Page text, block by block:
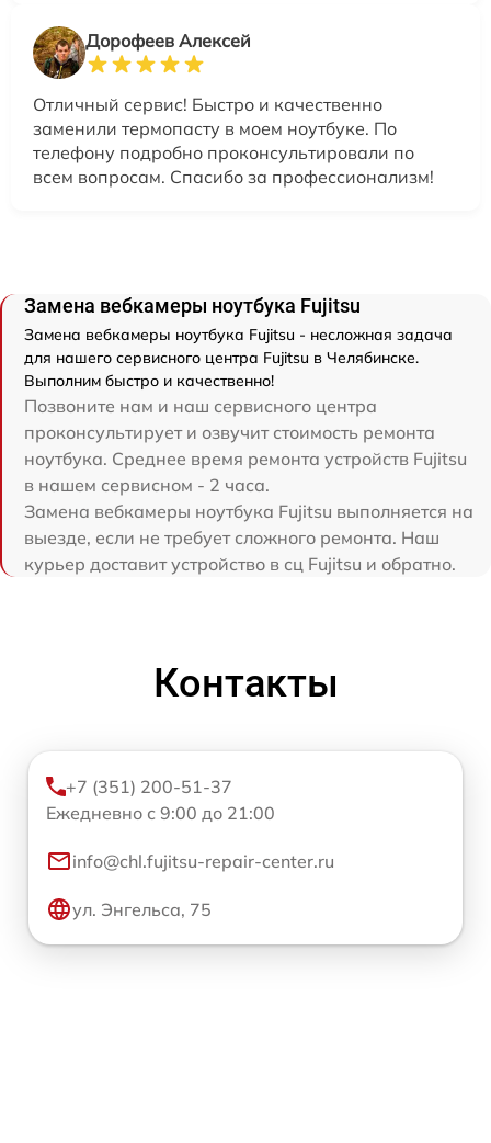
Дорофеев Алексей
Отличный сервис! Быстро и качественно
заменили термопасту в моем ноутбуке. По
телефону подробно проконсультировали по
всем вопросам. Спасибо за профессионализм!
Замена вебкамеры ноутбука Fujitsu
Замена вебкамеры ноутбука Fujitsu - несложная задача
для нашего сервисного центра Fujitsu в Челябинске.
Выполним быстро и качественно!
Позвоните нам и наш сервисного центра
проконсультирует и озвучит стоимость ремонта
ноутбука. Среднее время ремонта устройств Fujitsu
в нашем сервисном - 2 часа.
Замена вебкамеры ноутбука Fujitsu выполняется на
выезде, если не требует сложного ремонта. Наш
курьер доставит устройство в сц Fujitsu и обратно.
Контакты
+7 (351) 200-51-37
Ежедневно с 9:00 до 21:00
info@chl.fujitsu-repair-center.ru
ул. Энгельса, 75